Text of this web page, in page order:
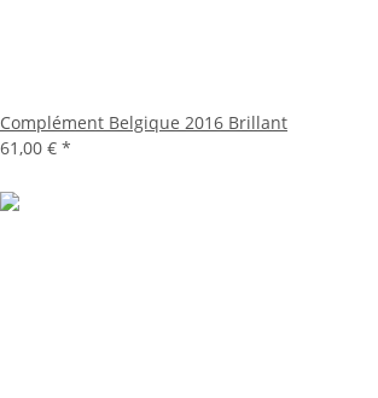
Complément Belgique 2016 Brillant
61,00 € *